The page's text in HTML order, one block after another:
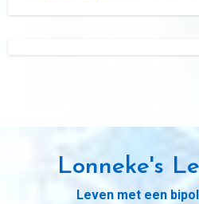
Lonneke's
Leven met een